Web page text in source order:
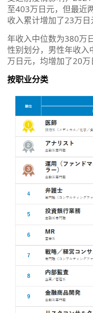
至403万日元，但最近
收入累计增加了23万日
年收入中位数为380万
性别划分，男性年收
万日元，均增加了20万
按职业分类